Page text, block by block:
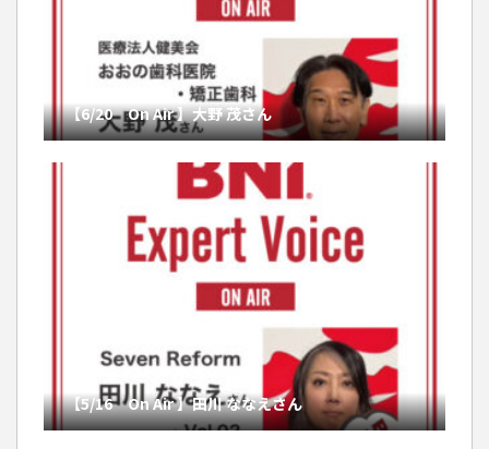
【6/20 On Air 】大野 茂さん
【5/16 On Air 】田川 ななえさん